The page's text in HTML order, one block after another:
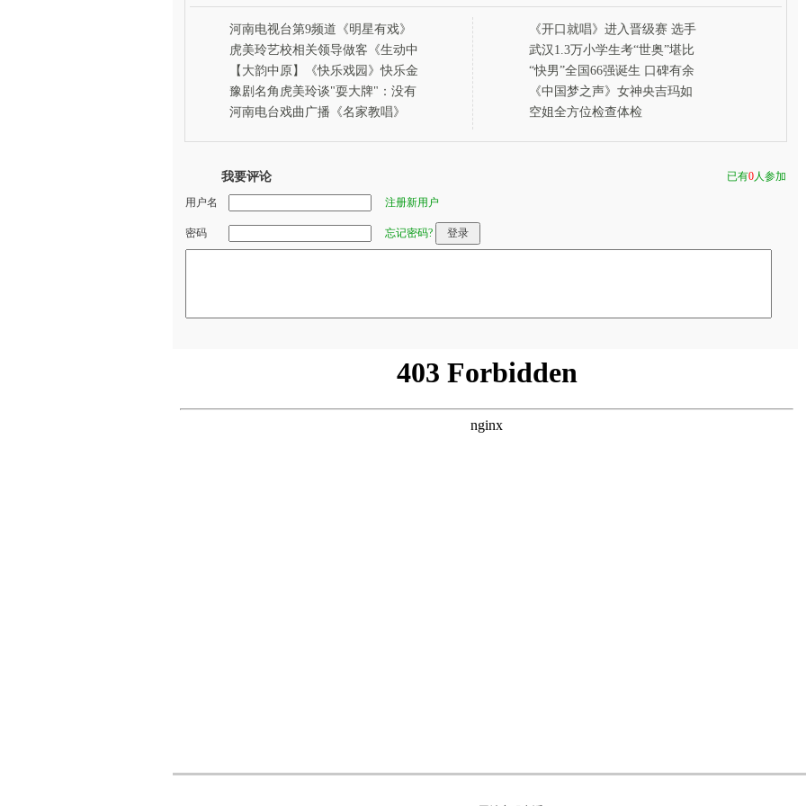
河南电视台第9频道《明星有戏》
特别节目惊现小男旦
虎美玲艺校相关领导做客《生动中
原》
【大韵中原】《快乐戏园》快乐金
星选拔活动走进虎美玲艺校
豫剧名角虎美玲谈"耍大牌"：没有
观众你啥都不是
河南电台戏曲广播《名家教唱》
《开口就唱》进入晋级赛 选手
实力接近令评委左右为难
武汉1.3万小学生考“世奥”堪比
高考
“快男”全国66强诞生 口碑有余
话题不足成隐忧
《中国梦之声》女神央吉玛如
何面对“血雨腥风”
空姐全方位检查体检
我要评论 已有0人参加
用户名 注册新用户
密码 忘记密码?